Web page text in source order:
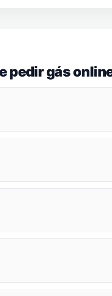
pedir gás